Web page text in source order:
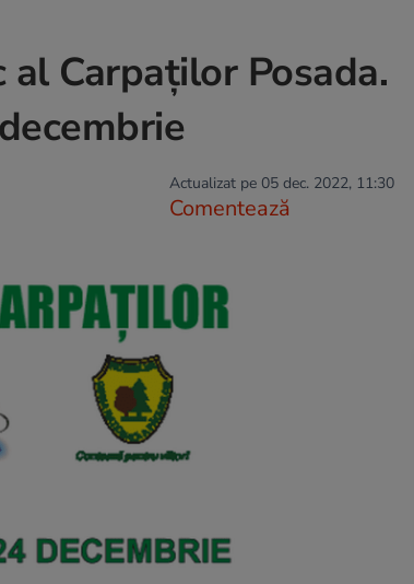
Carpaților Posada.
Actualizat pe 05 dec. 2022, 11:30
Comentează